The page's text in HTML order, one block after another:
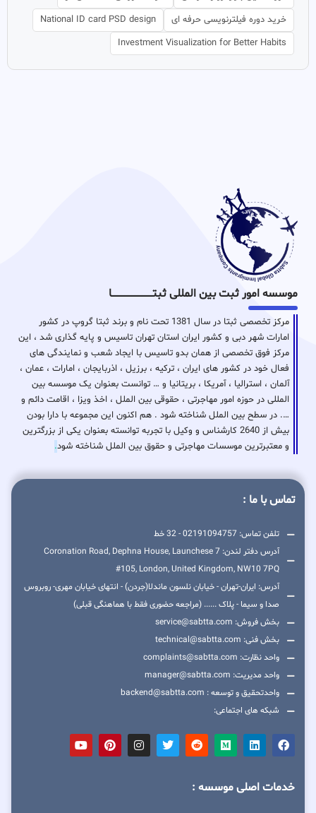
خرید دوره فیلترنویسی حرفه ای
National ID card PSD design
Investment Visualization for Better Habits
موسسه امور ثبت بین المللی ثبتـــــــــــــــــــــــــــــا
مرکز تخصصی ثبتا در سال 1381 تحت نام و برند ثبتا گروپ در کشور
امارات شهر دبی و کشور ایران استان تهران تاسیس و پایه گذاری شد ، این
مرکز فوق تخصصی از همان بدو تاسیس با ایجاد شعب و نمایندگی های
فعال خود در کشور های ایران ، ترکیه ، برزیل ، اذربایجان ، امارات ، عمان ،
آلمان ، استرالیا ، آمریکا ، بریتانیا و … توانست بعنوان یک موسسه بین
المللی در حوزه امور مهاجرتی ، حقوقی بین الملل ، اخذ ویزا ، اقامت دائم و
…. در سطح بین الملل شناخته شود . هم اکنون این مجموعه با دارا بودن
بیش از 2640 کارشناس و وکیل با تجربه توانسته بعنوان یکی از بزرگترین
و معتبرترین موسسات مهاجرتی و حقوق بین الملل شناخته شود.
تماس با ما :
تلفن تماس: 02191094757 - 32 خط
آدرس دفتر لندن: 7 Coronation Road, Dephna House, Launchese
#105, London, United Kingdom, NW10 7PQ
آدرس: ایران-تهران - خیابان نلسون ماندلا(جردن) - انتهای خیابان مهری- روبروس
صدا و سیما - پلاک ...... (مراجعه حضوری فقط با هماهنگی قبلی)
بخش فروش: service@sabtta.com
بخش فنی: technical@sabtta.com
واحد نظارت: complaints@sabtta.com
واحد مدیریت: manager@sabtta.com
واحدتحقیق و توسعه : backend@sabtta.com
شبکه های اجتماعی:
خدمات اصلی موسسه :